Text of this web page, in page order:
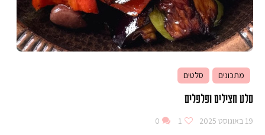
מתכונים סלטים
סלט חצילים ופלפלים
19 באוגוסט 2025 1
0